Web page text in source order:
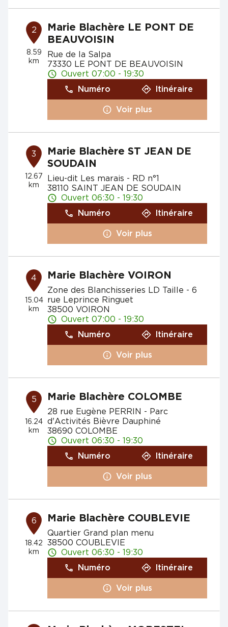
2
8.59
km
Marie Blachère LE PONT DE
BEAUVOISIN
Rue de la Salpa
73330 LE PONT DE BEAUVOISIN
Ouvert 07:00 - 19:30
Numéro
Itinéraire
Voir plus
3
12.67
km
Marie Blachère ST JEAN DE
SOUDAIN
Lieu-dit Les marais - RD n°1
38110 SAINT JEAN DE SOUDAIN
Ouvert 06:30 - 19:30
Numéro
Itinéraire
Voir plus
4
15.04
km
Marie Blachère VOIRON
Zone des Blanchisseries LD Taille - 6
rue Leprince Ringuet
38500 VOIRON
Ouvert 07:00 - 19:30
Numéro
Itinéraire
Voir plus
5
16.24
km
Marie Blachère COLOMBE
28 rue Eugène PERRIN - Parc
d'Activités Bièvre Dauphiné
38690 COLOMBE
Ouvert 06:30 - 19:30
Numéro
Itinéraire
Voir plus
6
18.42
km
Marie Blachère COUBLEVIE
Quartier Grand plan menu
38500 COUBLEVIE
Ouvert 06:30 - 19:30
Numéro
Itinéraire
Voir plus